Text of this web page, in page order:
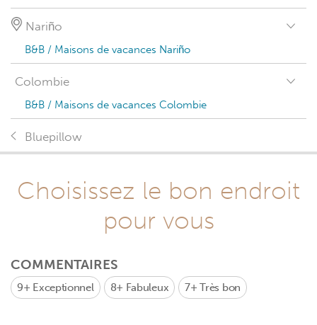
Nariño
B&B / Maisons de vacances Nariño
Colombie
B&B / Maisons de vacances Colombie
Bluepillow
Choisissez le bon endroit
pour vous
COMMENTAIRES
9+ Exceptionnel 8+ Fabuleux 7+Très bon